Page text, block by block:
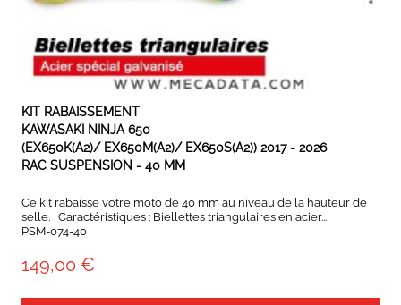
KIT RABAISSEMENT
KAWASAKI NINJA 650
(EX650K(A2)/ EX650M(A2)/ EX650S(A2)) 2017 - 2026
RAC SUSPENSION - 40 MM
Ce kit rabaisse votre moto de 40 mm au niveau de la hauteur de
selle. Caractéristiques : Biellettes triangulaires en acier...
PSM-074-40
149,00 €